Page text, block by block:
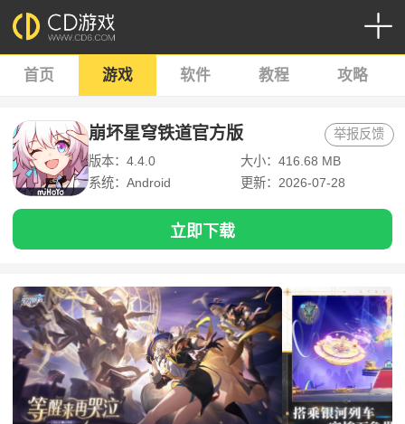
首页 游戏 软件 教程 攻略
崩坏星穹铁道官方版
版本：4.4.0
大小：416.68 MB
系统：Android
更新：2026-07-28
举报反馈
立即下载